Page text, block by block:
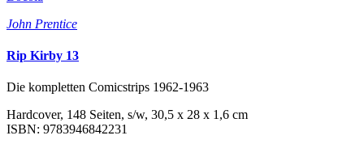
John Prentice
Rip Kirby 13
Die kompletten Comicstrips 1962-1963
Hardcover, 148 Seiten, s/w, 30,5 x 28 x 1,6 cm
ISBN: 9783946842231